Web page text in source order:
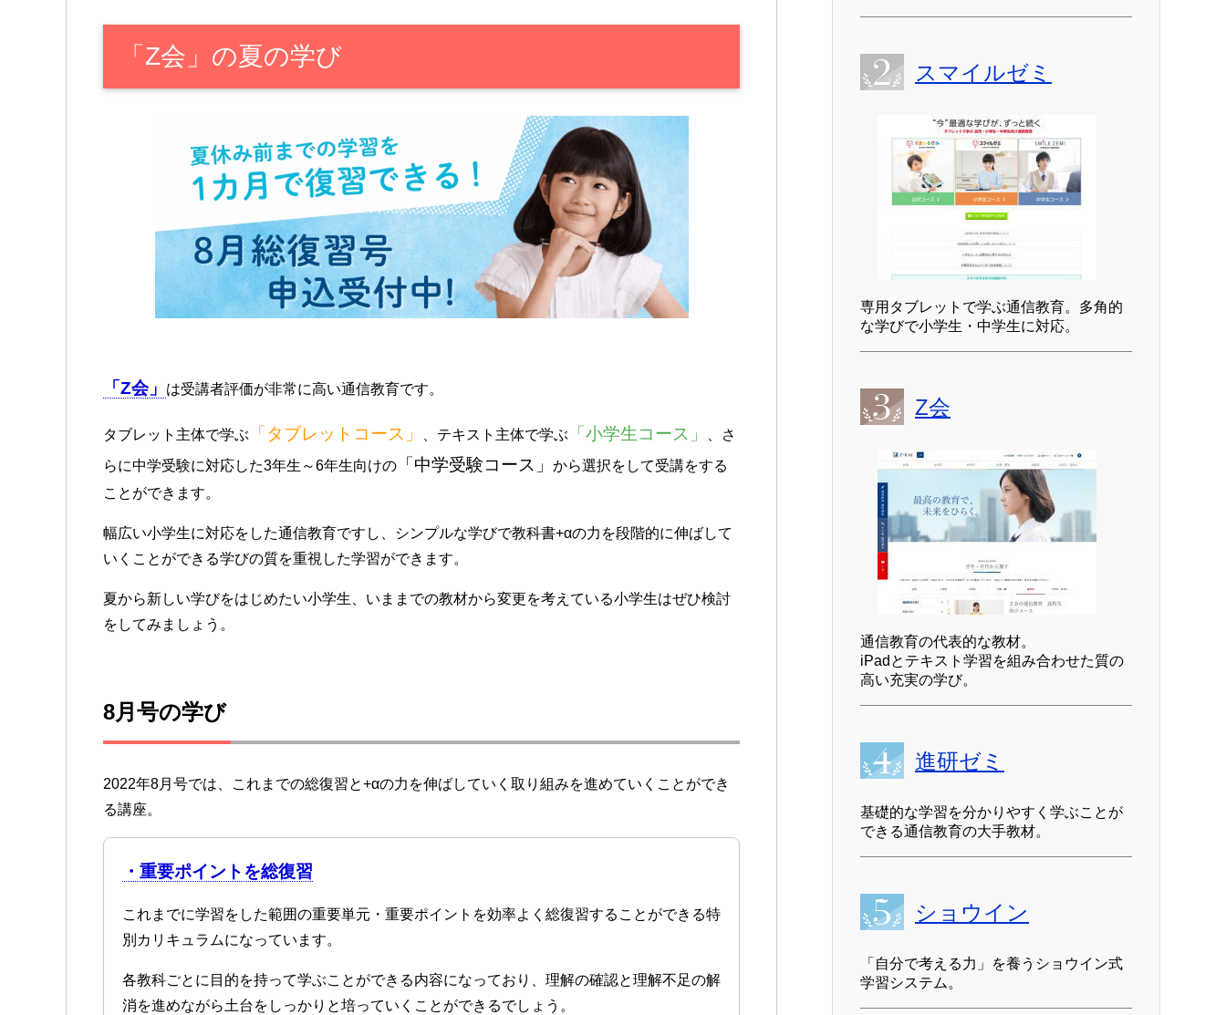
「Z会」の夏の学び
「Z会」 は受講者評価が非常に高い通信教育です。
タブレット主体で学ぶ 「タブレットコース」 、テキスト主体で学ぶ 「小学生コース」
、さ
らに中学受験に対応した3年生～6年生向けの
「中学受験コース」
から選択をして受講をする
ことができます。
幅広い小学生に対応をした通信教育ですし、シンプルな学びで教科書+αの力を段階的に伸ばして
いくことができる学びの質を重視した学習ができます。
夏から新しい学びをはじめたい小学生、いままでの教材から変更を考えている小学生はぜひ検討
をしてみましょう。
8月号の学び
2022年8月号では、これまでの総復習と+αの力を伸ばしていく取り組みを進めていくことができ
る講座。
・重要ポイントを総復習
これまでに学習をした範囲の重要単元・重要ポイントを効率よく総復習することができる特
別カリキュラムになっています。
各教科ごとに目的を持って学ぶことができる内容になっており、理解の確認と理解不足の解
消を進めながら土台をしっかりと培っていくことができるでしょう。
スマイルゼミ
専用タブレットで学ぶ通信教育。多角的
な学びで小学生・中学生に対応。
Z会
通信教育の代表的な教材。
iPadとテキスト学習を組み合わせた質の
高い充実の学び。
進研ゼミ
基礎的な学習を分かりやすく学ぶことが
できる通信教育の大手教材。
ショウイン
「自分で考える力」を養うショウイン式
学習システム。